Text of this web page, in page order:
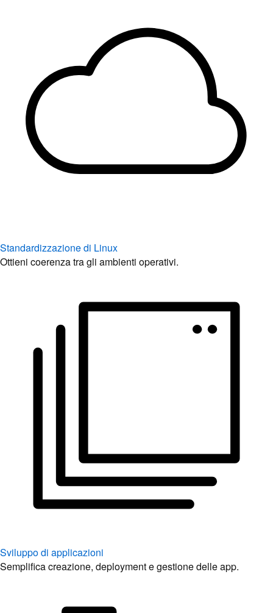
Standardizzazione di Linux
Ottieni coerenza tra gli ambienti operativi.
Sviluppo di applicazioni
Semplifica creazione, deployment e gestione delle app.